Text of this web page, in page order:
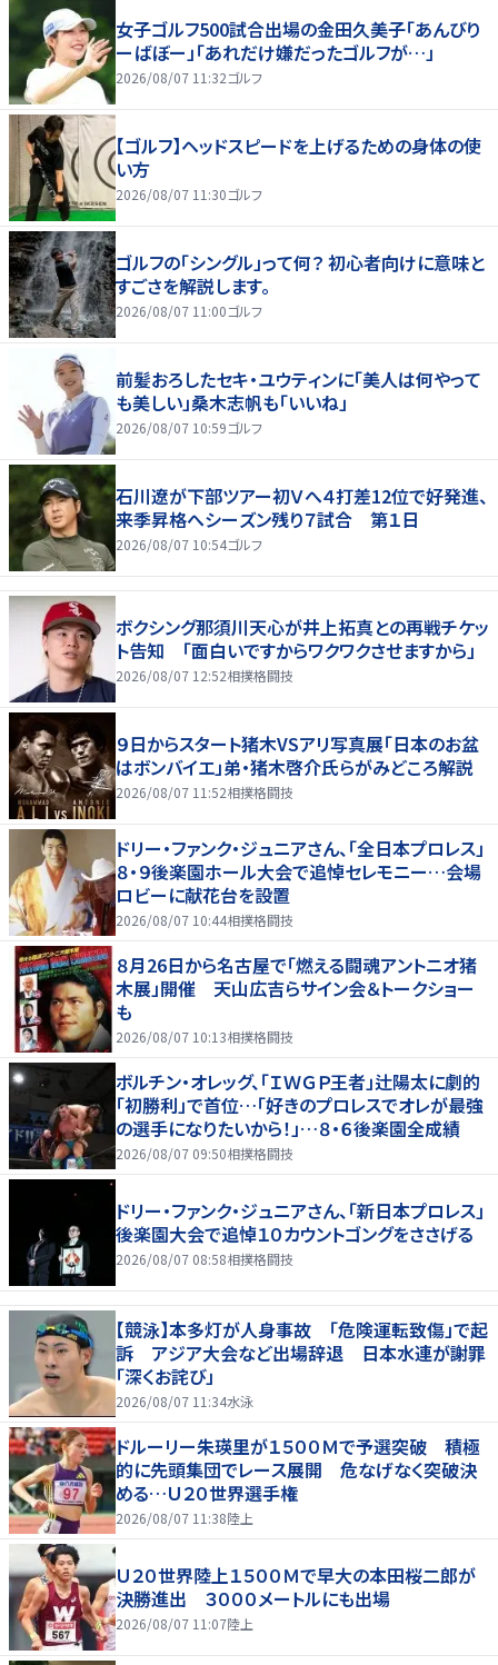
女子ゴルフ500試合出場の金田久美子「あんびり
ーばぼー」「あれだけ嫌だったゴルフが…」
2026/08/07 11:32ゴルフ
【ゴルフ】ヘッドスピードを上げるための身体の使
い方
2026/08/07 11:30ゴルフ
ゴルフの「シングル」って何？ 初心者向けに意味と
すごさを解説します。
2026/08/07 11:00ゴルフ
前髪おろしたセキ・ユウティンに「美人は何やって
も美しい」桑木志帆も「いいね」
2026/08/07 10:59ゴルフ
石川遼が下部ツアー初Ｖへ４打差12位で好発進、
来季昇格へシーズン残り７試合 第１日
2026/08/07 10:54ゴルフ
ボクシング那須川天心が井上拓真との再戦チケッ
ト告知 「面白いですからワクワクさせますから」
2026/08/07 12:52相撲格闘技
９日からスタート猪木VSアリ写真展「日本のお盆
はボンバイエ」弟・猪木啓介氏らがみどころ解説
2026/08/07 11:52相撲格闘技
ドリー・ファンク・ジュニアさん、「全日本プロレス」
８・９後楽園ホール大会で追悼セレモニー…会場
ロビーに献花台を設置
2026/08/07 10:44相撲格闘技
８月26日から名古屋で「燃える闘魂アントニオ猪
木展」開催 天山広吉らサイン会＆トークショー
も
2026/08/07 10:13相撲格闘技
ボルチン・オレッグ、「ＩＷＧＰ王者」辻陽太に劇的
「初勝利」で首位…「好きのプロレスでオレが最強
の選手になりたいから！」…８・６後楽園全成績
2026/08/07 09:50相撲格闘技
ドリー・ファンク・ジュニアさん、「新日本プロレス」
後楽園大会で追悼１０カウントゴングをささげる
2026/08/07 08:58相撲格闘技
【競泳】本多灯が人身事故 「危険運転致傷」で起
訴 アジア大会など出場辞退 日本水連が謝罪
「深くお詫び」
2026/08/07 11:34水泳
ドルーリー朱瑛里が１５００Ｍで予選突破 積極
的に先頭集団でレース展開 危なげなく突破決
める…Ｕ２０世界選手権
2026/08/07 11:38陸上
Ｕ２０世界陸上１５００Ｍで早大の本田桜二郎が
決勝進出 ３０００メートルにも出場
2026/08/07 11:07陸上